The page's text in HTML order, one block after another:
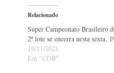
Relacionado
Super Campeonato Brasileiro
2º lote se encerra nesta sexta,
19/11/2021
Em "COB"